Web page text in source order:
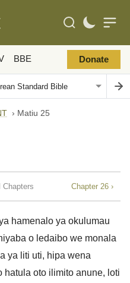
BBE Donate
› Matiu 25
Chapter 26 ›
hamenalo ya okulumau
o ledaibo we monala
ya liti uti, hipa wena
hatula oto ilimito anune, loti